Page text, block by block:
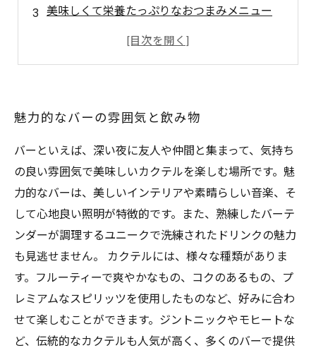
美味しくて栄養たっぷりなおつまみメニュー
バーテンダーが作るオリジナルドリンクの魅力
魅力的なバーの雰囲気と飲み物
バーといえば、深い夜に友人や仲間と集まって、気持ち
の良い雰囲気で美味しいカクテルを楽しむ場所です。魅
力的なバーは、美しいインテリアや素晴らしい音楽、そ
して心地良い照明が特徴的です。また、熟練したバーテ
ンダーが調理するユニークで洗練されたドリンクの魅力
も見逃せません。 カクテルには、様々な種類がありま
す。フルーティーで爽やかなもの、コクのあるもの、プ
レミアムなスピリッツを使用したものなど、好みに合わ
せて楽しむことができます。ジントニックやモヒートな
ど、伝統的なカクテルも人気が高く、多くのバーで提供